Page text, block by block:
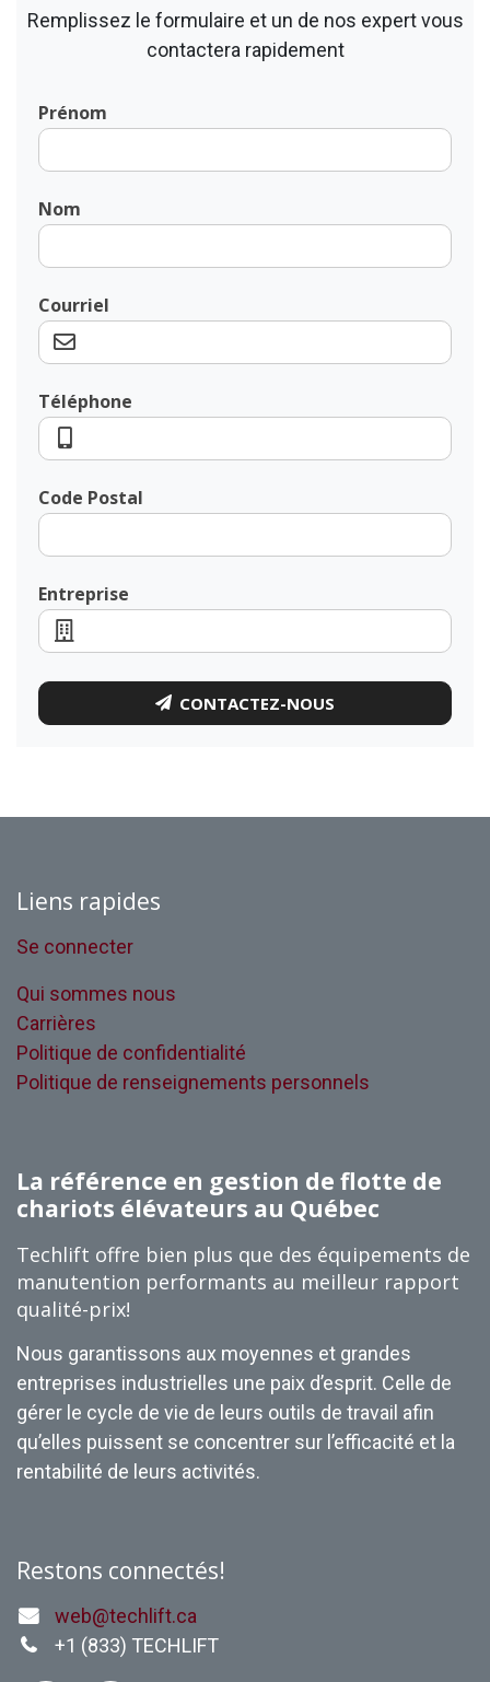
Remplissez le formulaire et un de nos expert vous
contactera rapidement
Prénom
Nom
Courriel
Téléphone
Code Postal
Entreprise
CONTACTEZ-NOUS
Liens rapides
Se connecter
Qui sommes nous
Carrières
Politique de confidentialité
Politique de renseignements personnels
La référence en gestion de flotte de
chariots élévateurs au Québec
Techlift offre bien plus que des équipements de
manutention performants au meilleur rapport
qualité-prix!
Nous garantissons aux moyennes et grandes
entreprises industrielles une paix d’esprit. Celle de
gérer le cycle de vie de leurs outils de travail afin
qu’elles puissent se concentrer sur l’efficacité et la
rentabilité de leurs activités.
Restons connectés!
web@techlift.ca
+1 (833) TECHLIFT